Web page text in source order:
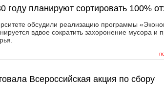
году планируют сортировать 100%
обсудили реализацию программы
вдвое сократить захоронение мусора и
Всероссийская акция по сбору